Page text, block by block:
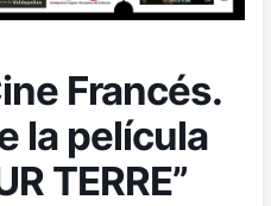
Francés.
la película
TERRE”